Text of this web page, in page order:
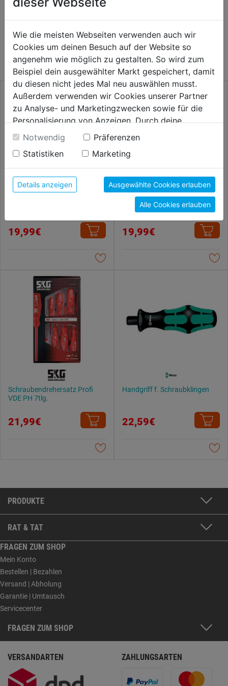
WEITERE PRODUKTE AUS DIESER
KATEGORIE
19,99€
Schraubendreher- u. Bit-Satz
39tlg.
19,99€
Schraubendrehersatz Profi
VDE PH 7tlg.
21,99€
Handgriff f. Schraubklingen
22,59€
PRODUKTE
RAT & TAT
FRAGEN ZUM SHOP
Mein Konto
Bestellen | Bezahlen
Versand | Abholung
Garantie | Umtausch
Servicecenter
FRAGEN ZUM SHOP
VERSANDARTEN ZAHLUNGSARTEN
Wie die meisten Webseiten verwenden auch wir
Cookies um deinen Besuch auf der Website so
angenehm wie möglich zu gestalten. So wird zum
Beispiel dein ausgewählter Markt gespeichert, damit
du diesen nicht jedes Mal neu auswählen musst.
Außerdem verwenden wir Cookies unserer Partner
zu Analyse- und Marketingzwecken sowie für die
Personalisierung von Anzeigen. Durch deine
Einwilligung werden die Daten von Drittanbieter,
unter anderem auch in den USA, verarbeitet.
Durch Klick auf "Alle Cookies erlauben" stimmst du
der Verwendung aller Cookies zu. Unter "Details
anzeigen" findest du alle Infos zu den
unterschiedlichen Cookies, unter "Cookies
Konfigurieren" kannst du auswählen, welche Cookies
du zulassen möchtest und welche nicht.
Weitere Informationen findest du in unserer
Notwendig
Präferenzen
Statistiken
Marketing
Details anzeigen Ausgewählte Cookies erlauben
Alle Cookies erlauben